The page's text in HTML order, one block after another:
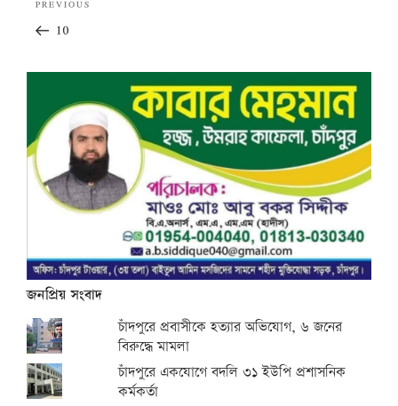
navigation
Previous
Post
PREVIOUS
10
জনপ্রিয় সংবাদ
চাঁদপুরে প্রবাসীকে হত্যার অভিযোগ, ৬ জনের
বিরুদ্ধে মামলা
চাঁদপুরে একযোগে বদলি ৩১ ইউপি প্রশাসনিক
কর্মকর্তা